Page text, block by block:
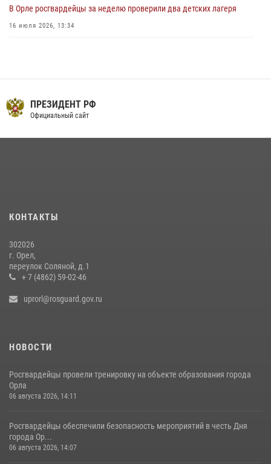
В Орле росгвардейцы за неделю проверили два детских лагеря
16 июля 2026, 13:34
13 июля 2026, 14:29
На брифинге росгвардейцы рассказали орловцам об изменениях в
законодательстве, регулирующем оборот оружия
15 июля 2026, 14:49
ПРЕЗИДЕНТ РФ
Официальный сайт
КОНТАКТЫ
302026
г. Орел,
переулок Соляной, д.1
+ 7 (4862) 59-02-46
uprorl@rosguard.gov.ru
НОВОСТИ
Росгвардейцы провели тренировку на объекте образования города
Орла
06 августа 2026, 14:11
Росгвардейцы обеспечили безопасность мероприятий в честь Дня
города Ор...
06 августа 2026, 14:07